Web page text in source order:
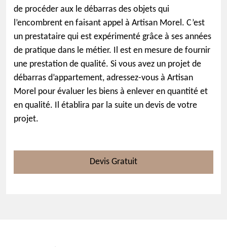
de procéder aux le débarras des objets qui
l’encombrent en faisant appel à Artisan Morel. C’est
un prestataire qui est expérimenté grâce à ses années
de pratique dans le métier. Il est en mesure de fournir
une prestation de qualité. Si vous avez un projet de
débarras d’appartement, adressez-vous à Artisan
Morel pour évaluer les biens à enlever en quantité et
en qualité. Il établira par la suite un devis de votre
projet.
Devis Gratuit